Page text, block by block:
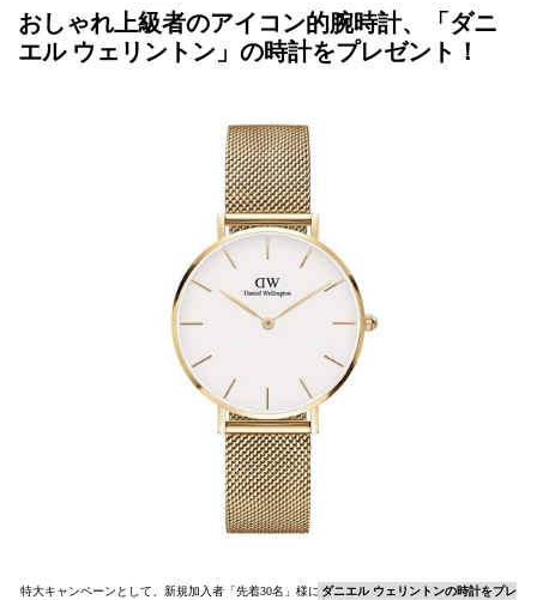
おしゃれ上級者のアイコン的腕時計、「ダニ
エル ウェリントン」の時計をプレゼント！
特大キャンペーンとして、新規加入者「先着30名」様に ダニエル ウェリントンの時計をプレ